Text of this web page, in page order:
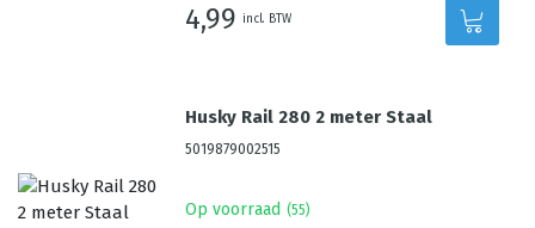
4,99 incl. BTW
Husky Rail 280 2 meter Staal
5019879002515
Op voorraad (55)